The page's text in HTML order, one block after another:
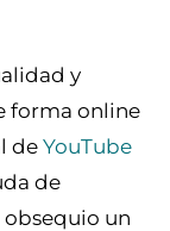
y
forma online
deYouTube
de
un